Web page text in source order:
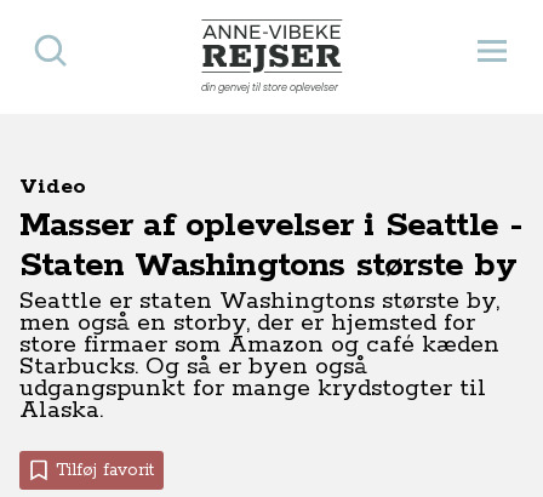
Anne-Vibeke Rejser
din genvej til store oplevelser
Åbn
Søg
Video
Masser af oplevelser i Seattle -
Staten Washingtons største by
Seattle er staten Washingtons største by,
men også en storby, der er hjemsted for
store firmaer som Amazon og café kæden
Starbucks. Og så er byen også
udgangspunkt for mange krydstogter til
Alaska.
Tilføj favorit